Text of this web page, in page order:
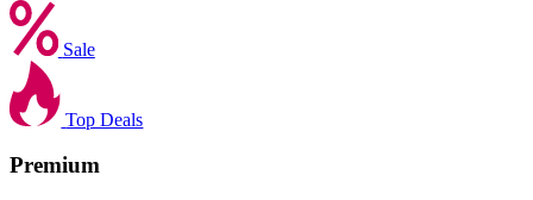
Sale
Top Deals
Premium